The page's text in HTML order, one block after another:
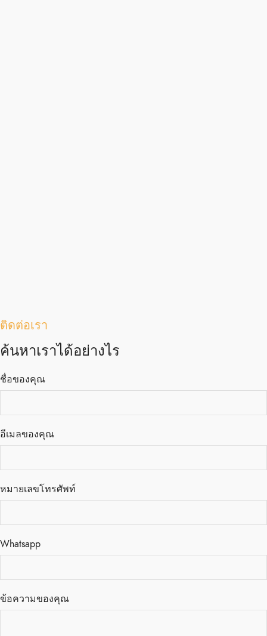
ติดต่อเรา
ค้นหาเราได้อย่างไร
ชื่อของคุณ
อีเมลของคุณ
หมายเลขโทรศัพท์
Whatsapp
ข้อความของคุณ